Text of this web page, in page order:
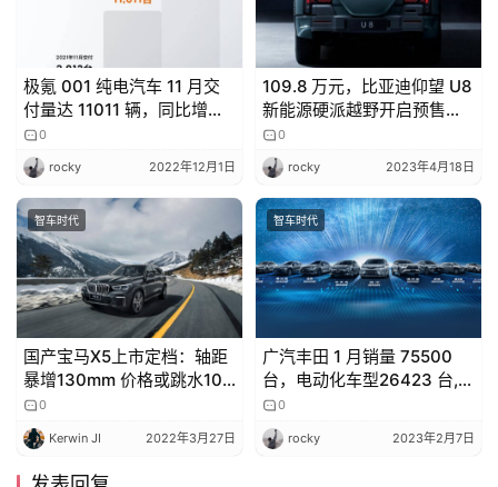
极氪 001 纯电汽车 11 月交
付量达 11011 辆，同比增长
447.3%
0
rocky 2022年12月1日
109.8 万元，比亚迪仰望 U8
新能源硬派越野开启预售：
综合续航 1000km、首搭六
大核心技术
0
rocky 2023年4月18日
智车时代
国产宝马X5上市定档：轴距
暴增130mm 价格或跳水10
万起
0
Kerwin JI 2022年3月27日
智车时代
广汽丰田 1 月销量 75500
台，电动化车型26423 台,赛
那 8000 台，智能化车型销
量超 65000 台
0
rocky 2023年2月7日